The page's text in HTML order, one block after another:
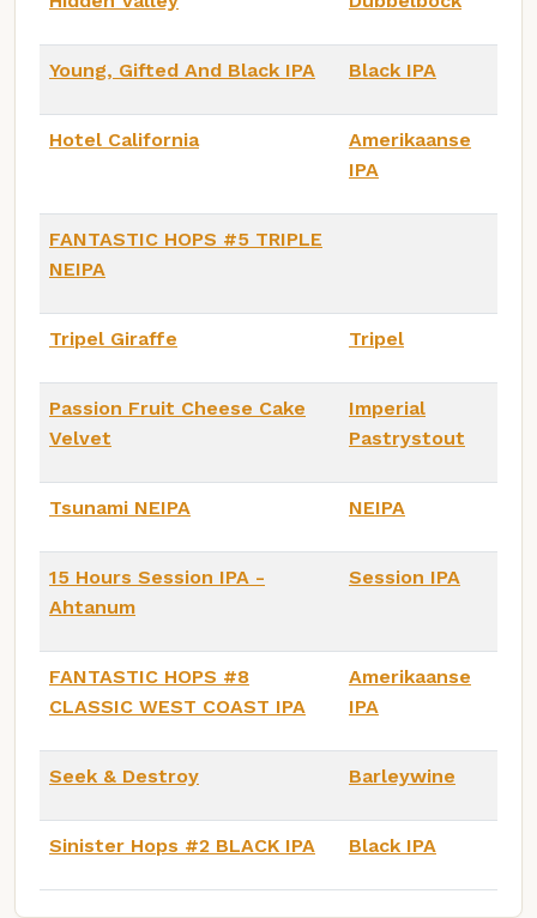
Young, Gifted And Black IPA Black IPA
Hotel California
Amerikaanse
IPA
FANTASTIC HOPS #5 TRIPLE
NEIPA
Tripel Giraffe Tripel
Passion Fruit Cheese Cake
Velvet
Imperial
Pastrystout
Tsunami NEIPA NEIPA
15 Hours Session IPA -
Ahtanum
Session IPA
FANTASTIC HOPS #8
CLASSIC WEST COAST IPA
Amerikaanse
IPA
Seek & Destroy Barleywine
Sinister Hops #2 BLACK IPA Black IPA